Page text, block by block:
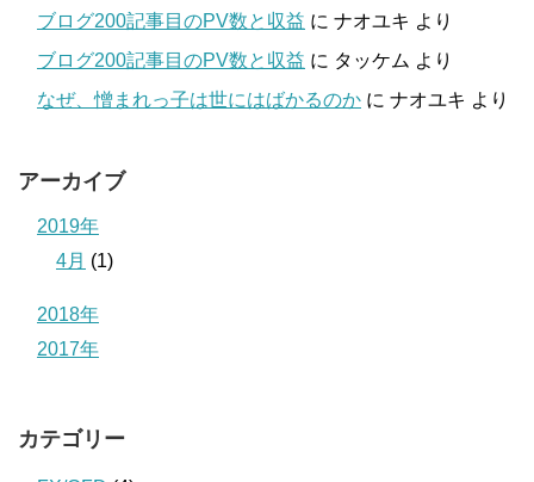
ブログ200記事目のPV数と収益 に ナオユキ より
ブログ200記事目のPV数と収益 に タッケム より
なぜ、憎まれっ子は世にはばかるのか に ナオユキ より
アーカイブ
2019年
4月 (1)
2018年
2017年
カテゴリー